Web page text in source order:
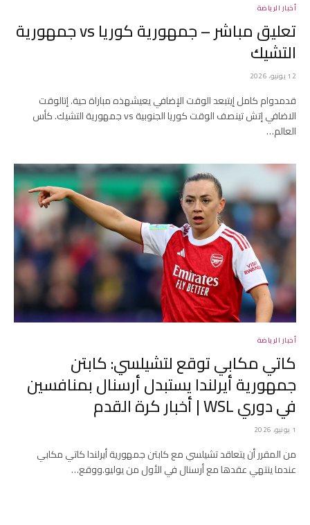
أخبار الرياضة
تعليق مباشر – جمهورية كوريا vs جمهورية
التشيك
12 يونيو، 2026
قدمدوام كامل إيتبعد الوقت الإضافي يعيشهذه مباراة حية. إتالوقت
الاضافي إتش تينصف الوقت كوريا الجنوبية vs جمهورية التشيك. كأس
العالم…
أخبار الرياضة
كاتي مكابي توقع لتشيلسي: كابتن
جمهورية أيرلندا يستبدل أرسنال بمنافسين
في دوري WSL | أخبار كرة القدم
1 يونيو، 2026
من المقرر أن يتعاقد تشيلسي مع كابتن جمهورية أيرلندا كاتي مكابي
عندما ينتهي عقدها مع أرسنال في الأول من يوليو.ووقع…